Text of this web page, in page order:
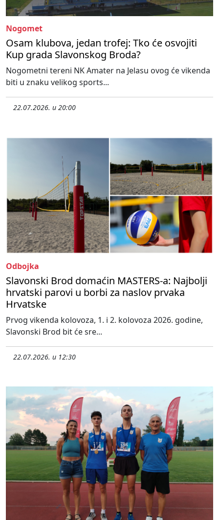
Nogomet
Osam klubova, jedan trofej: Tko će osvojiti
Kup grada Slavonskog Broda?
Nogometni tereni NK Amater na Jelasu ovog će vikenda
biti u znaku velikog sports...
22.07.2026. u 20:00
Odbojka
Slavonski Brod domaćin MASTERS-a: Najbolji
hrvatski parovi u borbi za naslov prvaka
Hrvatske
Prvog vikenda kolovoza, 1. i 2. kolovoza 2026. godine,
Slavonski Brod bit će sre...
22.07.2026. u 12:30